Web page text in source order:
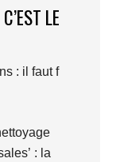
LE
: il faut f
: la